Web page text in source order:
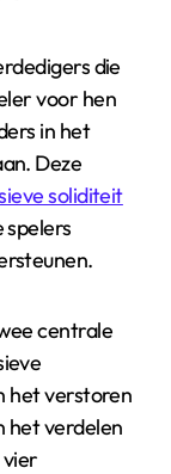
die
voor hen
in het
Deze
soliditeit
spelers
centrale
het verstoren
het verdelen